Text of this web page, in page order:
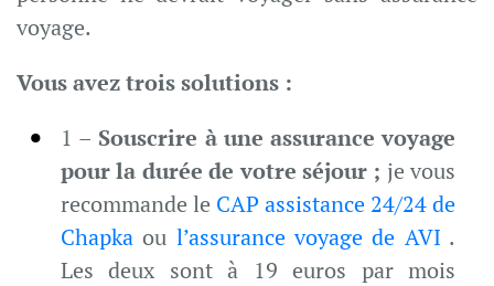
voyage.
Vous avez trois solutions :
1 – Souscrire à une assurance voyage
pour la durée de votre séjour ; je vous
recommande le CAP assistance 24/24 de
Chapka ou l’assurance voyage de AVI .
Les deux sont à 19 euros par mois